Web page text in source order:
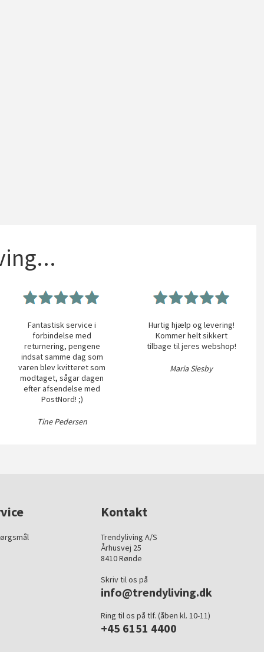
Fantastisk service i
forbindelse med
returnering, pengene
indsat samme dag som
varen blev kvitteret som
modtaget, sågar dagen
efter afsendelse med
PostNord! ;)
Tine Pedersen
Hurtig hjælp og levering!
Kommer helt sikkert
tilbage til jeres webshop!
Maria Siesby
Kontakt
Trendyliving A/S
Århusvej 25
8410 Rønde
Skriv til os på
info@trendyliving.dk
Ring til os på tlf. (åben kl. 10-11)
+45 6151 4400